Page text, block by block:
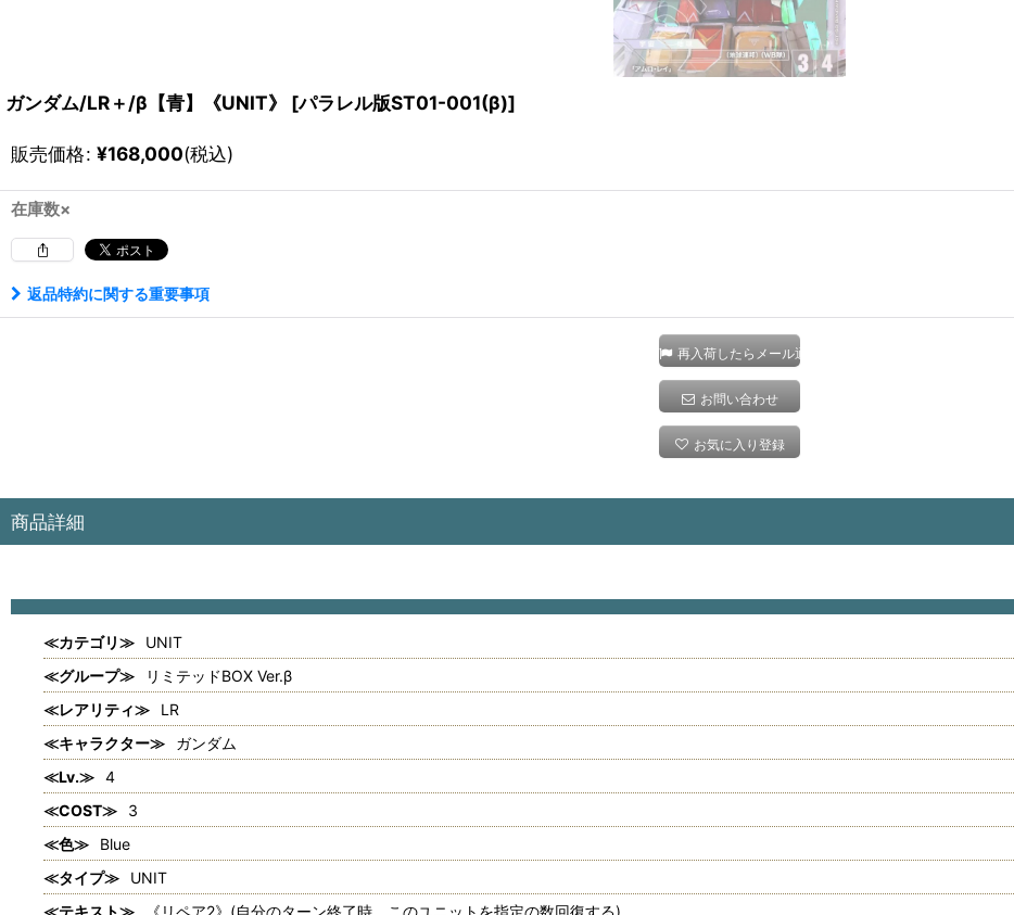
ガンダム/LR＋/β【青】《UNIT》 [パラレル版ST01-001(β)]
販売価格: ¥168,000(税込)
在庫数×
返品特約に関する重要事項
再入荷したらメール通知
お問い合わせ
お気に入り登録
商品詳細
≪カテゴリ≫
UNIT
≪グループ≫
リミテッドBOX Ver.β
≪レアリティ≫
LR
≪キャラクター≫
ガンダム
≪Lv.≫ 4
≪COST≫
3
≪色≫
Blue
≪タイプ≫
UNIT
≪テキスト≫
《リペア2》(自分のターン終了時、このユニットを指定の数回復する)